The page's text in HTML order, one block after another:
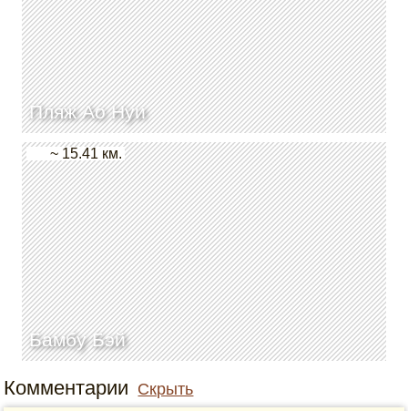
Пляж Ао Нуи
Бамбу Бэй
~ 15.41 км.
Комментарии Скрыть